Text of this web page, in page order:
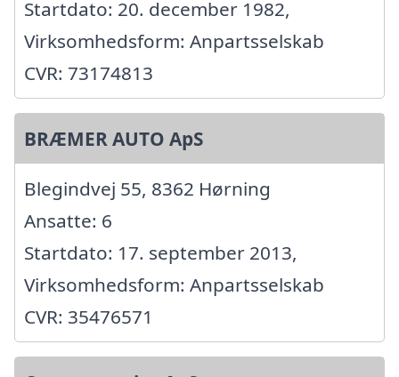
Startdato: 20. december 1982,
Virksomhedsform: Anpartsselskab
CVR: 73174813
BRÆMER AUTO ApS
Blegindvej 55, 8362 Hørning
Ansatte: 6
Startdato: 17. september 2013,
Virksomhedsform: Anpartsselskab
CVR: 35476571